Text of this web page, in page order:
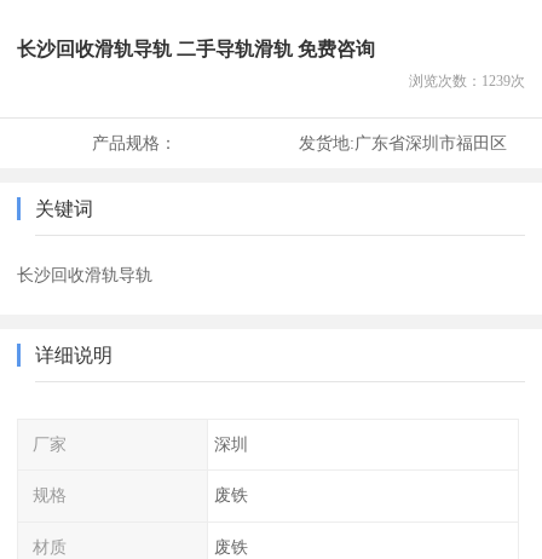
长沙回收滑轨导轨 二手导轨滑轨 免费咨询
浏览次数： 1239次
产品规格： 发货地:广东省深圳市福田区
关键词
长沙回收滑轨导轨
详细说明
厂家 深圳
规格 废铁
材质 废铁